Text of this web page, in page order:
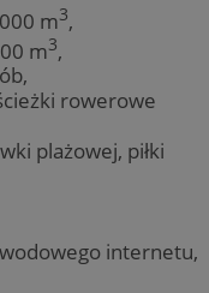
m3,
m3,
rowerowe
plażowej, piłki
internetu,